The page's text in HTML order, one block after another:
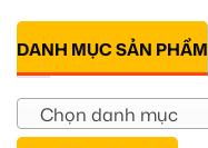
DANH MỤC SẢN PHẨM
Chọn danh mục